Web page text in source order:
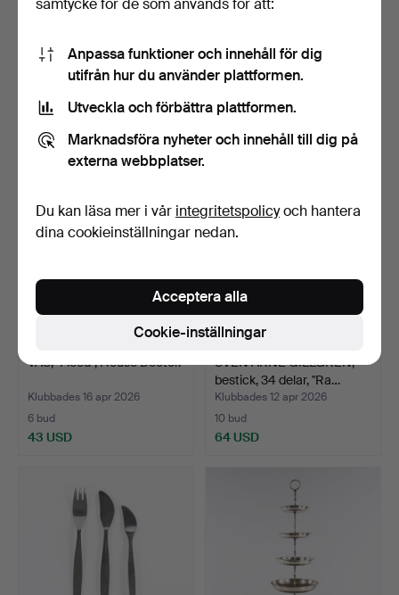
FOTORAMAR. Ett par,
gjuten metall.
Klubbades 29 apr 2026
19 bud
88 USD
STEKGRYTA. Emalj,
Klafreström.
1 bud
22 USD
VAS, "Flood", House Doctor.
Klubbades 16 apr 2026
6 bud
43 USD
SVEN ARNE GILLGREN,
bestick, 34 delar, "Ra…
Klubbades 12 apr 2026
10 bud
64 USD
Anpassa funktioner och innehåll för dig
utifrån hur du använder plattformen.
Utveckla och förbättra plattformen.
Marknadsföra nyheter och innehåll till dig på
externa webbplatser.
Du kan läsa mer i vår integritetspolicyoch hantera
dina cookieinställningar nedan.
Cookie-inställningar
Acceptera alla